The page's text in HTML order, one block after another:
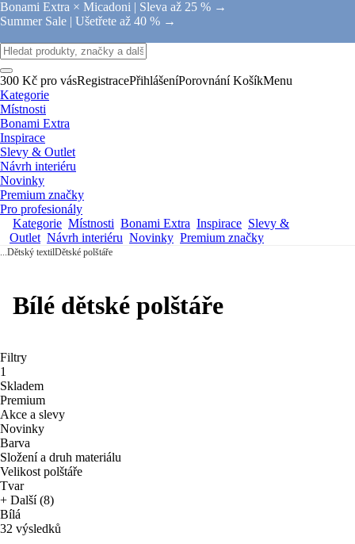
Bonami Extra × Micadoni | Sleva až 25 % →
Summer Sale | Ušetřete až 40 % →
300 Kč pro vásRegistracePřihlášeníPorovnání KošíkMenu
Kategorie
Místnosti
Bonami Extra
Inspirace
Slevy & Outlet
Návrh interiéru
Novinky
Premium značky
Pro profesionály
Kategorie Místnosti Bonami Extra Inspirace Slevy &
Outlet Návrh interiéru Novinky Premium značky
...Dětský textilDětské polštáře
Bílé dětské polštáře
Filtry
1
Skladem
Premium
Akce a slevy
Novinky
Barva
Složení a druh materiálu
Velikost polštáře
Tvar
+ Další (8)
Bílá
32 výsledků